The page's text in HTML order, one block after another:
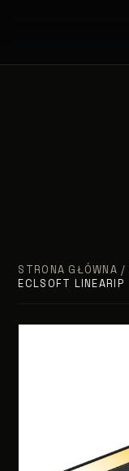
STRONA GŁÓWNA /
ECLSOFT LINEARIP